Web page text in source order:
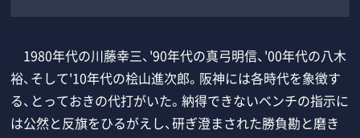
1980年代の川藤幸三、'90年代の真弓明信、'00年代の八木
裕、そして'10年代の桧山進次郎。阪神には各時代を象徴す
る、とっておきの代打がいた。納得できないベンチの指示に
は公然と反旗をひるがえし、研ぎ澄まされた勝負勘と磨き